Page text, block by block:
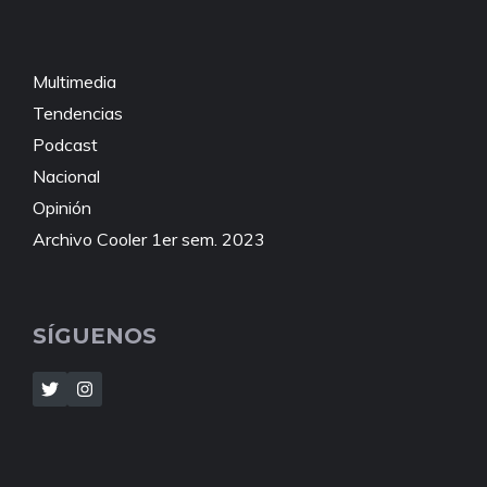
Multimedia
Tendencias
Podcast
Nacional
Opinión
Archivo Cooler 1er sem. 2023
SÍGUENOS